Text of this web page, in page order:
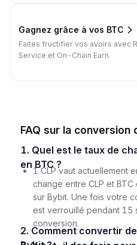
Gagnez grâce à vos BTC
Faites fructifier vos avoirs avec
Service et On-Chain Earn.
FAQ sur la conversion
1. Quel est le taux de change actuel de CLP
en BTC ?
1 CLP vaut actuellement
change entre CLP et
sur Bybit. Une fois votre
est verrouillé pendant 15
conversion.
2. Comment convertir des CLP en BTC sur